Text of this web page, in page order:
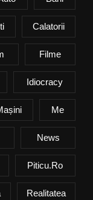
Calatorii
Filme
Idiocracy
Me
News
Piticu.ro
Realitatea